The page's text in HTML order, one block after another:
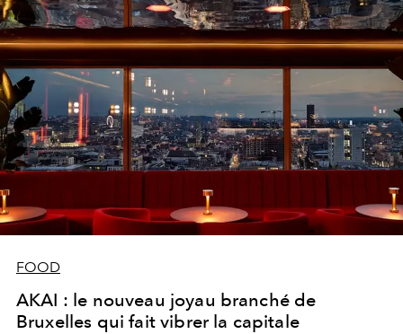
FOOD
AKAI : le nouveau joyau branché de
Bruxelles qui fait vibrer la capitale